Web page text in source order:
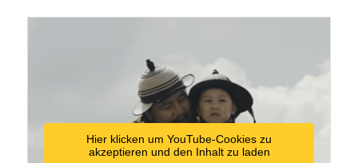
Hier klicken um YouTube-Cookies zu
akzeptieren und den Inhalt zu laden